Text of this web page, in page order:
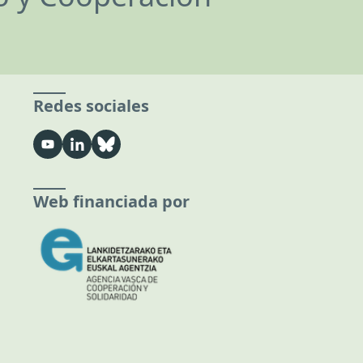
Redes sociales
Web financiada por